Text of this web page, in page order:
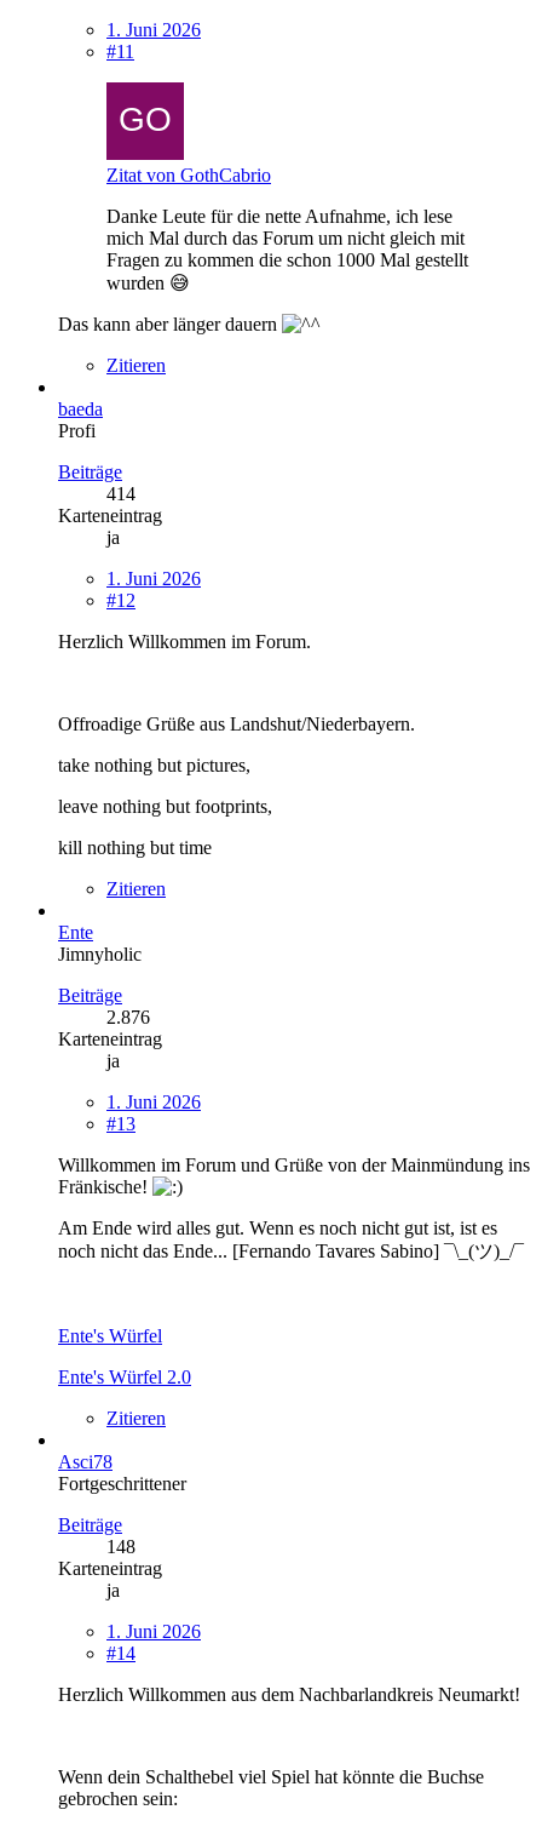
1. Juni 2026
#11
Zitat von GothCabrio
Danke Leute für die nette Aufnahme, ich lese
mich Mal durch das Forum um nicht gleich mit
Fragen zu kommen die schon 1000 Mal gestellt
wurden 😅
Das kann aber länger dauern
Zitieren
baeda
Profi
Beiträge
414
Karteneintrag
ja
1. Juni 2026
#12
Herzlich Willkommen im Forum.
Offroadige Grüße aus Landshut/Niederbayern.
take nothing but pictures,
leave nothing but footprints,
kill nothing but time
Zitieren
Ente
Jimnyholic
Beiträge
2.876
Karteneintrag
ja
1. Juni 2026
#13
Willkommen im Forum und Grüße von der Mainmündung ins
Fränkische!
Am Ende wird alles gut. Wenn es noch nicht gut ist, ist es
noch nicht das Ende... [Fernando Tavares Sabino] ¯\_(ツ)_/¯
Ente's Würfel
Ente's Würfel 2.0
Zitieren
Asci78
Fortgeschrittener
Beiträge
148
Karteneintrag
ja
1. Juni 2026
#14
Herzlich Willkommen aus dem Nachbarlandkreis Neumarkt!
Wenn dein Schalthebel viel Spiel hat könnte die Buchse
gebrochen sein: